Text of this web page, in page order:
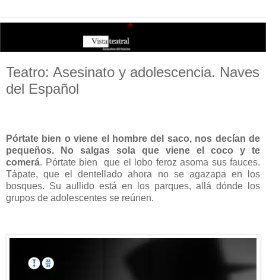
Teatro: Asesinato y adolescencia. Naves
del Español
Pórtate bien o viene el hombre del saco, nos decían de
pequeños. No salgas sola que viene el coco y te
comerá. Pórtate bien
que el lobo feroz asoma sus fauces.
Tápate, que el dentellado ahora no se agazapa en los
bosques. Su aullido está en los parques, allá dónde los
grupos de adolescentes se reúnen.